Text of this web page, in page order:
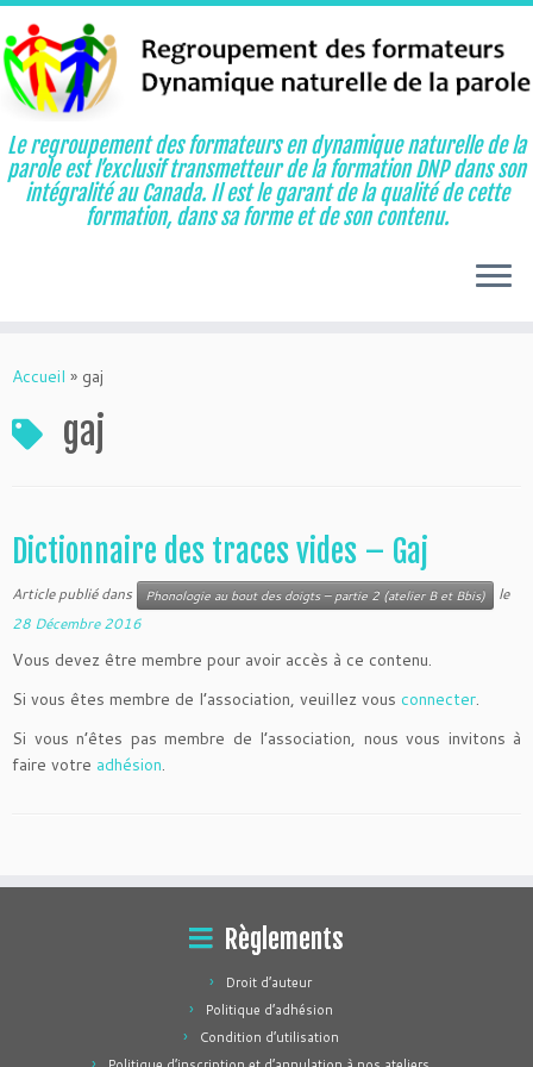
au
Le regroupement des formateurs en dynamique naturelle de la
parole est l’exclusif transmetteur de la formation DNP dans son
intégralité au Canada. Il est le garant de la qualité de cette
formation, dans sa forme et de son contenu.
Accueil » gaj
gaj
Dictionnaire des traces vides – Gaj
Article publié dans Phonologie au bout des doigts – partie 2 (atelier B et Bbis)
le
28 Décembre 2016
Vous devez être membre pour avoir accès à ce contenu.
Si vous êtes membre de l’association, veuillez vous connecter.
Si vous n’êtes pas membre de l’association, nous vous invitons à
faire votre adhésion.
Règlements
Droit d’auteur
Politique d’adhésion
Condition d’utilisation